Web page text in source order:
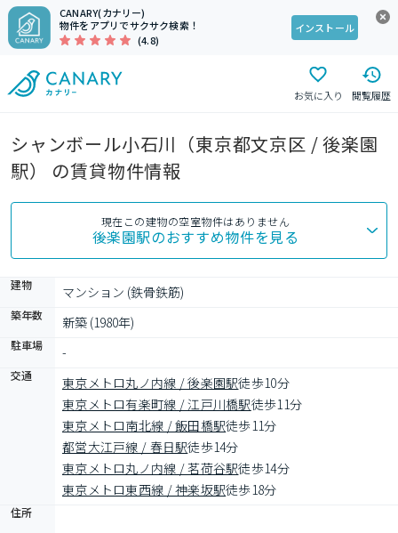
CANARY(カナリー)
物件をアプリでサクサク検索！
(4.8)
インストール
お気に入り 閲覧履歴
シャンボール小石川（東京都文京区 / 後楽園
駅） の賃貸物件情報
現在この建物の空室物件はありません
後楽園駅のおすすめ物件を見る
建物 マンション (鉄骨鉄筋)
築年数 新築 (1980年)
駐車場 -
交通 東京メトロ丸ノ内線 / 後楽園駅徒歩10分
東京メトロ有楽町線 / 江戸川橋駅徒歩11分
東京メトロ南北線 / 飯田橋駅徒歩11分
都営大江戸線 / 春日駅徒歩14分
東京メトロ丸ノ内線 / 茗荷谷駅徒歩14分
東京メトロ東西線 / 神楽坂駅徒歩18分
住所